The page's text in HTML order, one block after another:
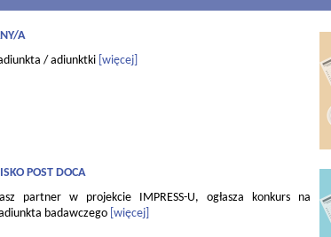
A
/ adiunktki [więcej]
POST DOCA
partner w projekcie IMPRESS-U, ogłasza konkurs na
badawczego [więcej]